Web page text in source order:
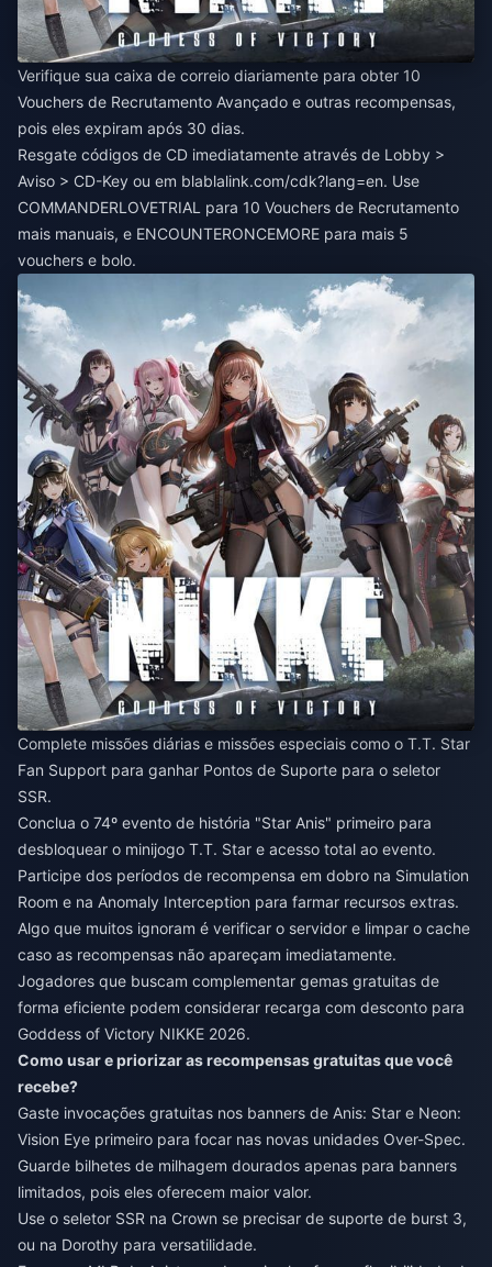
Verifique sua caixa de correio diariamente para obter 10
Vouchers de Recrutamento Avançado e outras recompensas,
pois eles expiram após 30 dias.
Resgate códigos de CD imediatamente através de Lobby >
Aviso > CD-Key ou em blablalink.com/cdk?lang=en. Use
COMMANDERLOVETRIAL para 10 Vouchers de Recrutamento
mais manuais, e ENCOUNTERONCEMORE para mais 5
vouchers e bolo.
Complete missões diárias e missões especiais como o T.T. Star
Fan Support para ganhar Pontos de Suporte para o seletor
SSR.
Conclua o 74º evento de história "Star Anis" primeiro para
desbloquear o minijogo T.T. Star e acesso total ao evento.
Participe dos períodos de recompensa em dobro na Simulation
Room e na Anomaly Interception para farmar recursos extras.
Algo que muitos ignoram é verificar o servidor e limpar o cache
caso as recompensas não apareçam imediatamente.
Jogadores que buscam complementar gemas gratuitas de
forma eficiente podem considerar recarga com desconto para
Goddess of Victory NIKKE 2026.
Como usar e priorizar as recompensas gratuitas que você
recebe?
Gaste invocações gratuitas nos banners de Anis: Star e Neon:
Vision Eye primeiro para focar nas novas unidades Over-Spec.
Guarde bilhetes de milhagem dourados apenas para banners
limitados, pois eles oferecem maior valor.
Use o seletor SSR na Crown se precisar de suporte de burst 3,
ou na Dorothy para versatilidade.